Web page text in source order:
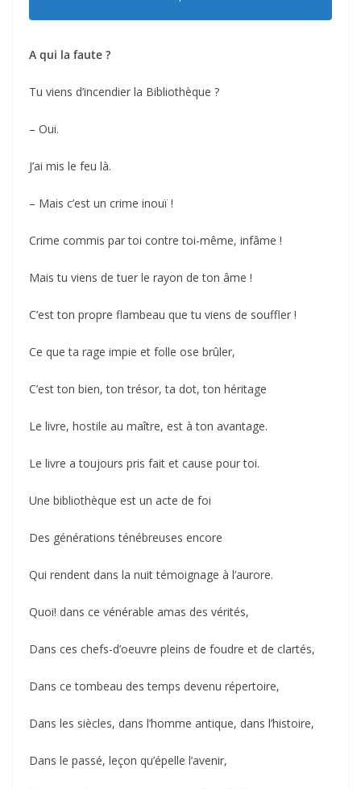
A qui la faute ?
Tu viens d’incendier la Bibliothèque ?
– Oui.
J’ai mis le feu là.
– Mais c’est un crime inouï !
Crime commis par toi contre toi-même, infâme !
Mais tu viens de tuer le rayon de ton âme !
C’est ton propre flambeau que tu viens de souffler !
Ce que ta rage impie et folle ose brûler,
C’est ton bien, ton trésor, ta dot, ton héritage
Le livre, hostile au maître, est à ton avantage.
Le livre a toujours pris fait et cause pour toi.
Une bibliothèque est un acte de foi
Des générations ténébreuses encore
Qui rendent dans la nuit témoignage à l’aurore.
Quoi! dans ce vénérable amas des vérités,
Dans ces chefs-d’oeuvre pleins de foudre et de clartés,
Dans ce tombeau des temps devenu répertoire,
Dans les siècles, dans l’homme antique, dans l’histoire,
Dans le passé, leçon qu’épelle l’avenir,